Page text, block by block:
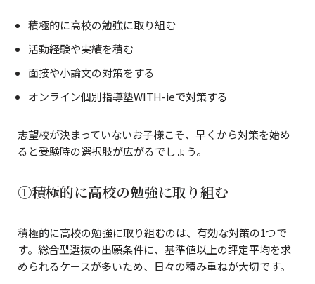
積極的に高校の勉強に取り組む
活動経験や実績を積む
面接や小論文の対策をする
オンライン個別指導塾WITH-ieで対策する
志望校が決まっていないお子様こそ、早くから対策を始め
ると受験時の選択肢が広がるでしょう。
①積極的に高校の勉強に取り組む
積極的に高校の勉強に取り組むのは、有効な対策の1つで
す。総合型選抜の出願条件に、基準値以上の評定平均を求
められるケースが多いため、日々の積み重ねが大切です。